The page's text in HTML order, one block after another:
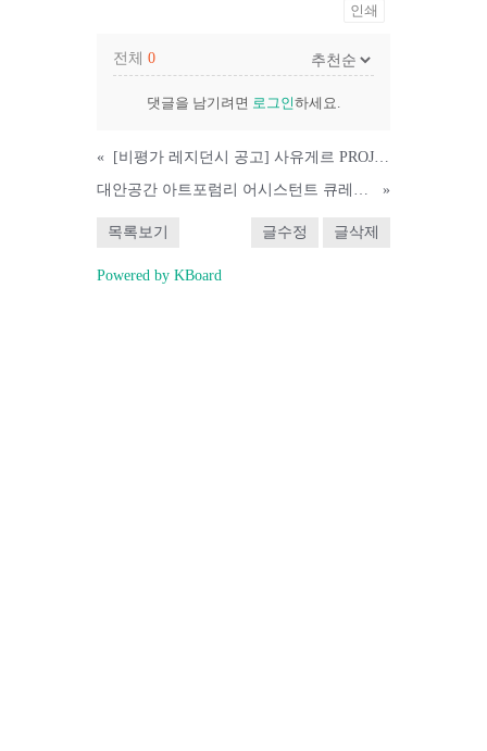
인쇄
전체 0
댓글을 남기려면 로그인하세요.
«
»
목록보기 글수정 글삭제
Powered by KBoard